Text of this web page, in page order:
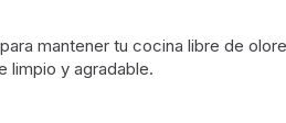
mantener tu cocina libre de
limpio y agradable.